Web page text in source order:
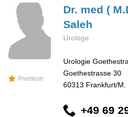
Premium
Dr. med (
Saleh
Urologe
Urologie
Goethestrasse 30
60313 Frankfurt/M.
+49 69